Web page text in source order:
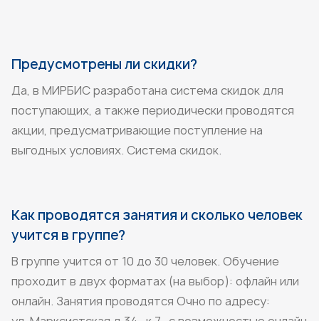
Предусмотрены ли скидки?
Да, в МИРБИС разработана система скидок для
поступающих, а также периодически проводятся
акции, предусматривающие поступление на
выгодных условиях. Система скидок.
Как проводятся занятия и сколько человек
учится в группе?
В группе учится от 10 до 30 человек. Обучение
проходит в двух форматах (на выбор): офлайн или
онлайн. Занятия проводятся Очно по адресу: